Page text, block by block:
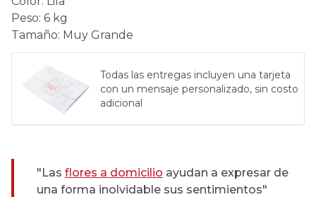
Peso: 6 kg
Tamaño: Muy Grande
Todas las entregas incluyen una tarjeta
con un mensaje personalizado, sin costo
adicional
"Las flores a domicilio ayudan a expresar de
una forma inolvidable sus sentimientos"